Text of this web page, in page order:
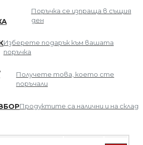
Поръчка се изпраща в същия
ден
Изберете подарък към вашата
поръчка
Получете това, което сте
поръчали
Продуктите са налични и на склад